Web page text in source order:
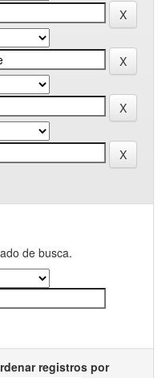
de busca.
registros por